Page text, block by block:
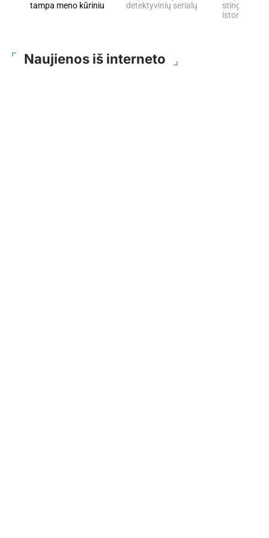
tampa meno kūriniu
detektyvinių serialų
stingdančių
istorijų
Naujienos iš interneto